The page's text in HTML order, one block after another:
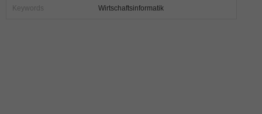
Keywords Wirtschaftsinformatik